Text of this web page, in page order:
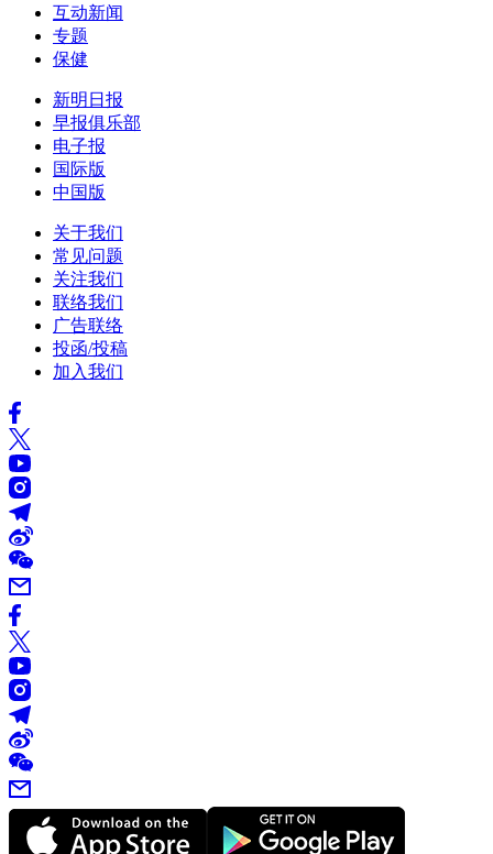
互动新闻
专题
保健
新明日报
早报俱乐部
电子报
国际版
中国版
关于我们
常见问题
关注我们
联络我们
广告联络
投函/投稿
加入我们